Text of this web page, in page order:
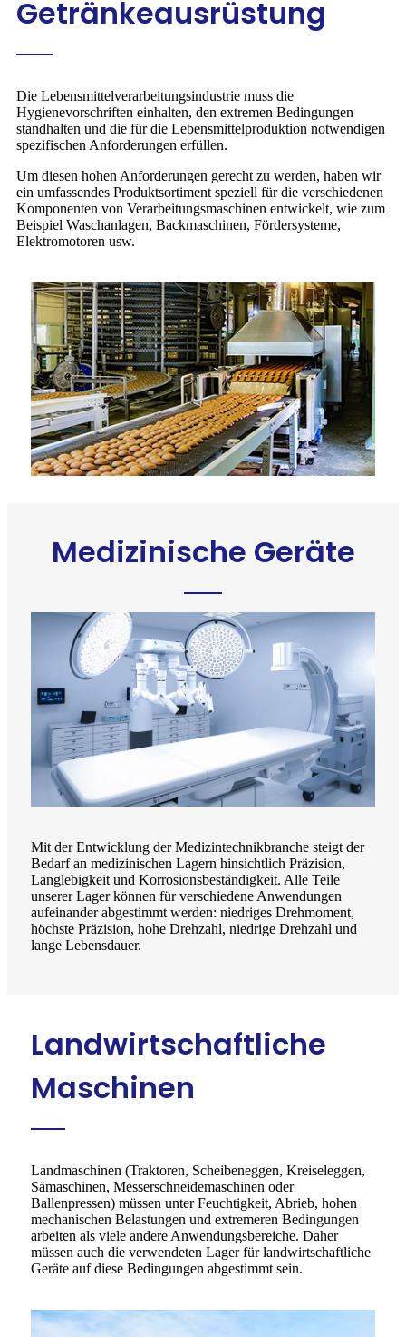
Getränkeausrüstung
Die Lebensmittelverarbeitungsindustrie muss die
Hygienevorschriften einhalten, den extremen Bedingungen
standhalten und die für die Lebensmittelproduktion notwendigen
spezifischen Anforderungen erfüllen.
Um diesen hohen Anforderungen gerecht zu werden, haben wir
ein umfassendes Produktsortiment speziell für die verschiedenen
Komponenten von Verarbeitungsmaschinen entwickelt, wie zum
Beispiel Waschanlagen, Backmaschinen, Fördersysteme,
Elektromotoren usw.
Medizinische Geräte
Mit der Entwicklung der Medizintechnikbranche steigt der
Bedarf an medizinischen Lagern hinsichtlich Präzision,
Langlebigkeit und Korrosionsbeständigkeit. Alle Teile
unserer Lager können für verschiedene Anwendungen
aufeinander abgestimmt werden: niedriges Drehmoment,
höchste Präzision, hohe Drehzahl, niedrige Drehzahl und
lange Lebensdauer.
Landwirtschaftliche
Maschinen
Landmaschinen (Traktoren, Scheibeneggen, Kreiseleggen,
Sämaschinen, Messerschneidemaschinen oder
Ballenpressen) müssen unter Feuchtigkeit, Abrieb, hohen
mechanischen Belastungen und extremeren Bedingungen
arbeiten als viele andere Anwendungsbereiche. Daher
müssen auch die verwendeten Lager für landwirtschaftliche
Geräte auf diese Bedingungen abgestimmt sein.